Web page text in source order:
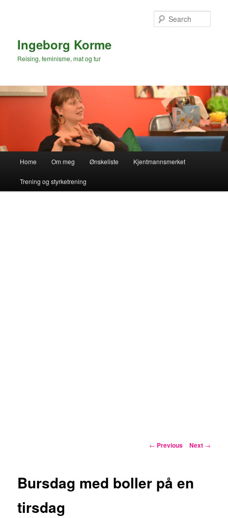
Ingeborg Korme
Reising, feminisme, mat og tur
Home Om meg Ønskeliste Kjentmannsmerket
Trening og styrketrening
Post
← Previous Next →
Bursdag med boller på en
tirsdag